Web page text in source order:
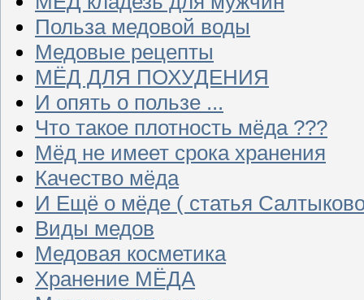
Польза медовой воды
Медовые рецепты
МЁД ДЛЯ ПОХУДЕНИЯ
И опять о пользе ...
Что такое плотность мёда ???
Мёд не имеет срока хранения
Качество мёда
И Ещё о мёде ( статья
Виды медов
Медовая косметика
Хранение МЁДА